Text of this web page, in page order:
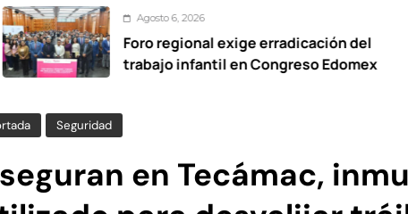
Agosto 6, 2026
Foro regional exige erradicación del
trabajo infantil en Congreso Edomex
Seguridad
en Tecámac,